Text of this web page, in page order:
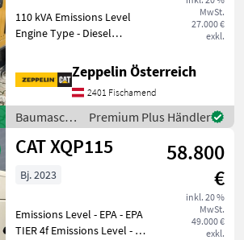
MwSt.
27.000 €
exkl.
110 kVA Emissions Level
Engine Type - Diesel
BaumaschinenZeppelin Österreich
2401 Fischamend
Baumaschinen
/ CAT
Premium Plus Händler
CAT XQP115
58.800
€
inkl. 20 %
MwSt.
49.000 €
exkl.
Bj. 2023
Emissions Level - EPA - EPA
TIER 4f Emissions Level - EU